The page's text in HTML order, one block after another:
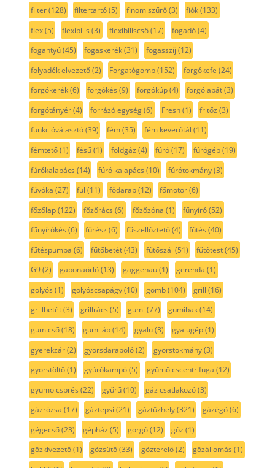
filter(128) filtertartó(5) finom szűrő(3) fiók(133)
flex(5) flexibilis (3) flexibiliscső(17) fogadó(4)
fogantyú(45) fogaskerék(31) fogasszíj (12)
folyadék elvezető(2) Forgatógomb(152) forgókefe (24)
forgókerék(6) forgókés (9) forgókúp(4) forgólapát(3)
forgótányér(4) forrázó egység(6) Fresh(1) fritőz (3)
funkcióválasztó(39) fém(35) fém keverőtál (11)
fémtető(1) fésű(1) földgáz (4) fúró(17) fúrógép(19)
fúrókalapács (14) fúró kalapács (10) fúrótokmány(3)
fúvóka (27) fül (11) fődarab(12) főmotor(6)
főzőlap(122) főzőrács (6) főzőzóna (1) fűnyíró(52)
fűnyírókés (6) fűrész (6) fűszellőztető(4) fűtés (40)
fűtéspumpa (6) fűtőbetét(43) fűtőszál (51) fűtőtest(45)
G9(2) gabonaörlő(13) gaggenau(1) gerenda (1)
golyós (1) golyóscsapágy(10) gomb(104) grill (16)
grillbetét(3) grillrács (5) gumi (77) gumibak(14)
gumicső(18) gumiláb(14) gyalu(3) gyalugép(1)
gyerekzár(2) gyorsdaraboló(2) gyorstokmány(3)
gyorstöltő(1) gyúrókampó(5) gyümölcscentrifuga (12)
gyümölcsprés (22) gyűrű(10) gáz csatlakozó(3)
gázrózsa (17) gáztepsi (21) gáztűzhely(321) gázégő(6)
gégecső(23) gépház (5) görgő(12) gőz (1)
gőzkivezető(1) gőzsütő(33) gőzterelő(2) gőzállomás (1)